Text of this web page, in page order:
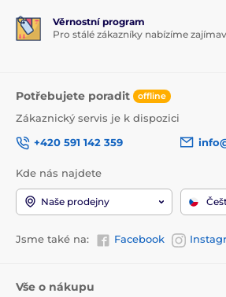
Věrnostní program
Pro stálé zákazníky nabízíme
Potřebujete poradit offline
Zákaznický servis je k dispozici
+420 591 142 359
Kde nás najdete
Naše prodejny
Jsme také na: Facebook
Vše o nákupu